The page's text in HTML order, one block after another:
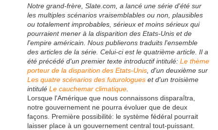
Notre grand-frère, Slate.com, a lancé une série d'été sur
les multiples scénarios vraisemblables ou non, plausibles
ou totalement improbables, sérieux et moins sérieux qui
pourraient mener à la disparition des Etats-Unis et de
l'empire américain. Nous publierons traduits l'ensemble
des articles de la série. Celui-ci est le quatrième article. Il a
été précédé d'un premier texte introductif intitulé: Le thème
porteur de la disparition des Etats-Unis , d'un deuxième sur
Les quatre scénarios des futurologues et d'un troisième
intitulé Le cauchemar climatique
Lorsque l'Amérique que nous connaissons disparaîtra,
notre gouvernement ne pourra évoluer que de deux
façons. Première possibilité: le système fédéral pourrait
laisser place à un gouvernement central tout-puissant.